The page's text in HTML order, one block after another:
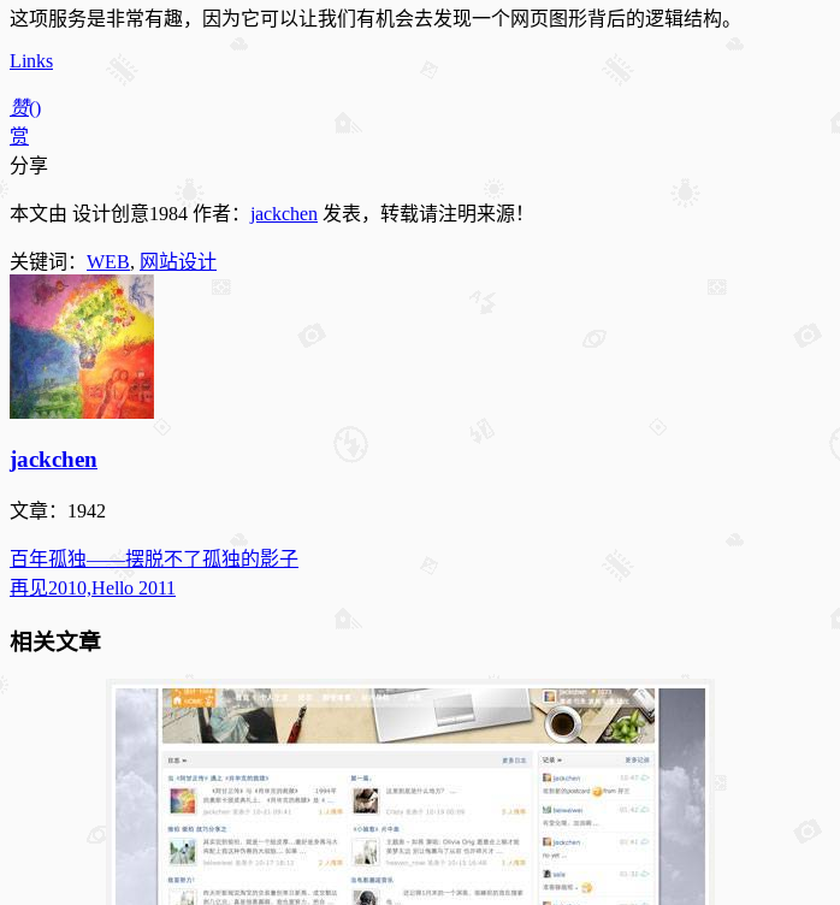
这项服务是非常有趣，因为它可以让我们有机会去发现一个网页图形背后的逻辑结构。
Links
赞()
赏
分享
本文由 设计创意1984 作者： jackchen 发表，转载请注明来源！
关键词： WEB, 网站设计
jackchen
文章：1942
百年孤独——摆脱不了孤独的影子
再见2010,Hello 2011
相关文章